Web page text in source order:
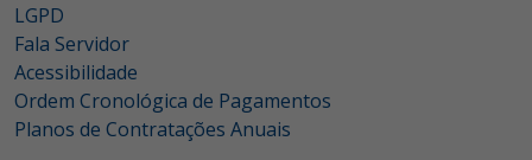
LGPD
Fala Servidor
Acessibilidade
Ordem Cronológica de Pagamentos
Planos de Contratações Anuais